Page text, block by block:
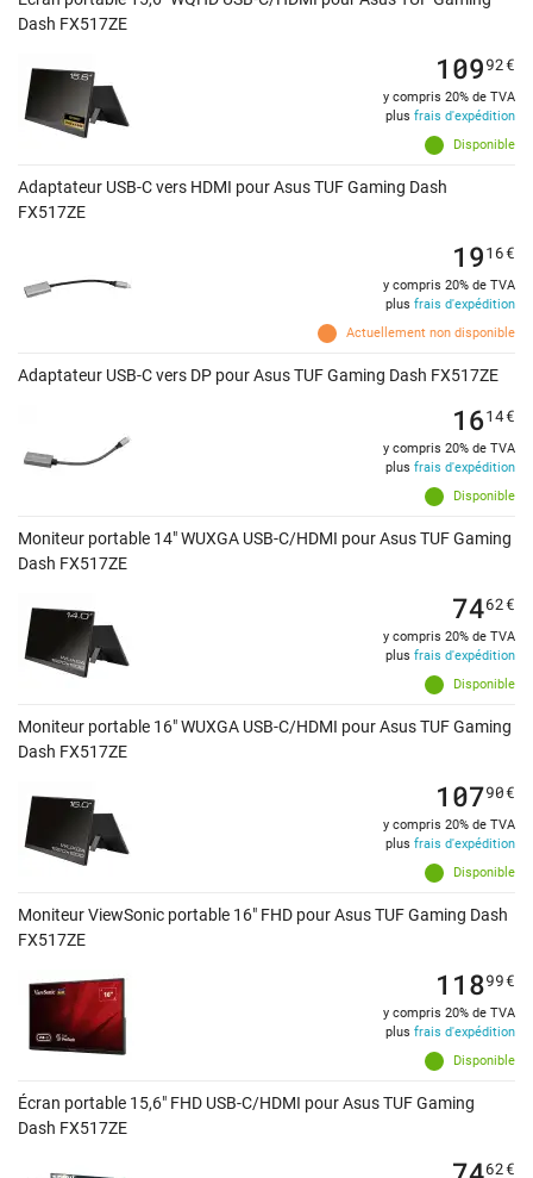
Dash FX517ZE
Disponible
10992€
y compris 20% de TVA
plus frais d'expédition
Adaptateur USB-C vers HDMI pour Asus TUF Gaming Dash
FX517ZE
Actuellement non disponible
1916€
y compris 20% de TVA
plus frais d'expédition
Adaptateur USB-C vers DP pour Asus TUF Gaming Dash FX517ZE
Disponible
1614€
y compris 20% de TVA
plus frais d'expédition
Moniteur portable 14" WUXGA USB-C/HDMI pour Asus TUF Gaming
Dash FX517ZE
Disponible
7462€
y compris 20% de TVA
plus frais d'expédition
Moniteur portable 16" WUXGA USB-C/HDMI pour Asus TUF Gaming
Dash FX517ZE
Disponible
10790€
y compris 20% de TVA
plus frais d'expédition
Moniteur ViewSonic portable 16" FHD pour Asus TUF Gaming Dash
FX517ZE
Disponible
11899€
y compris 20% de TVA
plus frais d'expédition
Écran portable 15,6" FHD USB-C/HDMI pour Asus TUF Gaming
Dash FX517ZE
62€